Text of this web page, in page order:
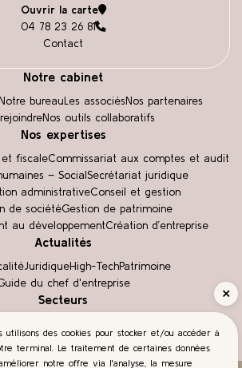
Ouvrir la carte
04 78 23 26 81
Contact
Notre cabinet
bureauLes associésNos partenaires
Nos outils collaboratifs
Nos expertises
et fiscaleCommissariat aux comptes et audit
– SocialSecrétariat juridique
administrativeConseil et gestion
de sociétéGestion de patrimoine
au développementCréation d’entreprise
Actualités
JuridiqueHigh-TechPatrimoine
du chef d'entreprise
Secteurs
utilisons des cookies pour stocker et/ou accéder à
terminal. Le traitement de certaines données
notre offre via l'analyse, la mesure